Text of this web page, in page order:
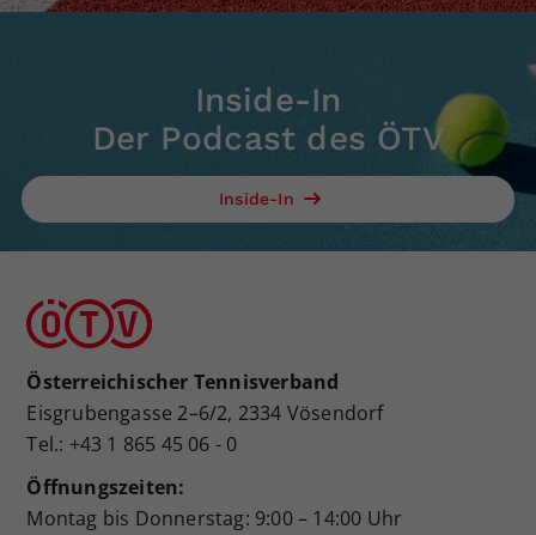
Inside-In
Der Podcast des ÖTV
Inside-In
Österreichischer Tennisverband
Eisgrubengasse 2–6/2, 2334 Vösendorf
Tel.: +43 1 865 45 06 - 0
Öffnungszeiten:
Montag bis Donnerstag: 9:00 – 14:00 Uhr